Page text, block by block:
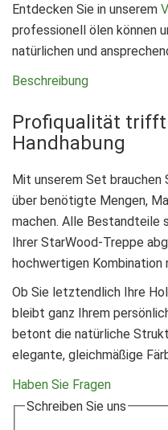
Entdecken Sie in unserem
professionell ölen können
natürlichen und
Beschreibung
Profiqualität
Handhabung
Mit unserem Set brauchen
über benötigte Mengen,
machen. Alle Bestandteile
Ihrer StarWood-Treppe
hochwertigen Kombination
Ob Sie letztendlich Ihre
bleibt ganz Ihrem
betont die natürliche
elegante, gleichmäßige
Haben Sie Fragen
Schreiben Sie uns